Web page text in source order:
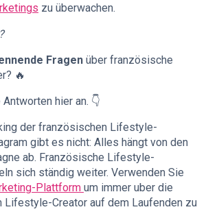
zu überwachen.
Fragen über französische
🔥
hier an. 👇
der französischen Lifestyle-
gibt es nicht: Alles hängt von den
ab. Französische Lifestyle-
sich ständig weiter. Verwenden Sie
Plattform um immer uber die
Lifestyle-Creator auf dem Laufenden zu